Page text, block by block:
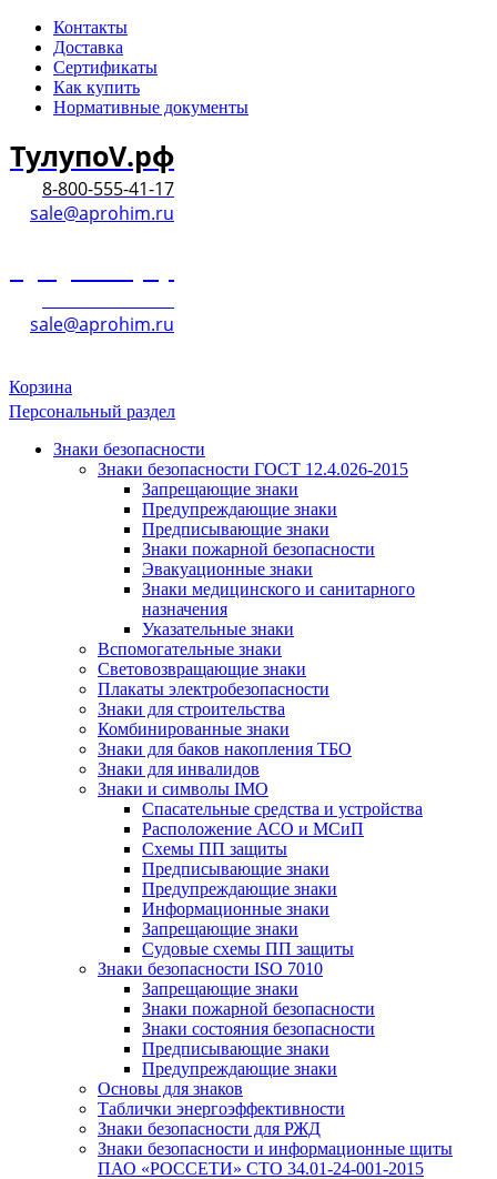
Контакты
Доставка
Сертификаты
Как купить
Нормативные документы
ТулупоV.рф
8-800-555-41-17
sale@aprohim.ru
sale@aprohim.ru
Корзина
Персональный раздел
Знаки безопасности
Знаки безопасности ГОСТ 12.4.026-2015
Запрещающие знаки
Предупреждающие знаки
Предписывающие знаки
Знаки пожарной безопасности
Эвакуационные знаки
Знаки медицинского и санитарного
назначения
Указательные знаки
Вспомогательные знаки
Световозвращающие знаки
Плакаты электробезопасности
Знаки для строительства
Комбинированные знаки
Знаки для баков накопления ТБО
Знаки для инвалидов
Знаки и символы IMO
Спасательные средства и устройства
Расположение АСО и МСиП
Схемы ПП защиты
Предписывающие знаки
Предупреждающие знаки
Информационные знаки
Запрещающие знаки
Судовые схемы ПП защиты
Знаки безопасности ISO 7010
Запрещающие знаки
Знаки пожарной безопасности
Знаки состояния безопасности
Предписывающие знаки
Предупреждающие знаки
Основы для знаков
Таблички энергоэффективности
Знаки безопасности для РЖД
Знаки безопасности и информационные щиты
ПАО «РОССЕТИ» СТО 34.01-24-001-2015